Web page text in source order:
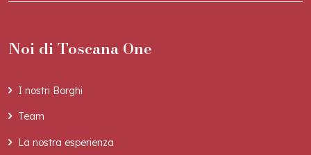
Noi di Toscana One
I nostri Borghi
Team
La nostra esperienza